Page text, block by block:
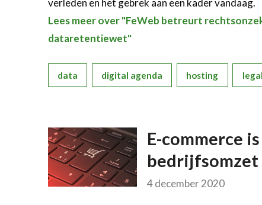
verleden en het gebrek aan een kader vandaag.
Lees meer over "FeWeb betreurt
dataretentiewet"
data digital agenda hosting legal
E-commerce
bedrijfsomzet
4 december 2020